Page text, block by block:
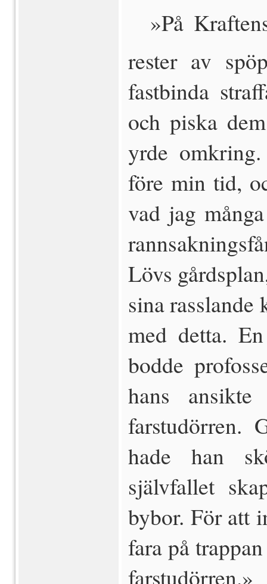
 »På
rester av
fastbinda
och piska
yrde
före min tid,
vad jag
Lövs
sina
med detta.
bodde
hans
farstudörren.
hade han
självfallet
bybor. För att
fara på
farstudörren.»